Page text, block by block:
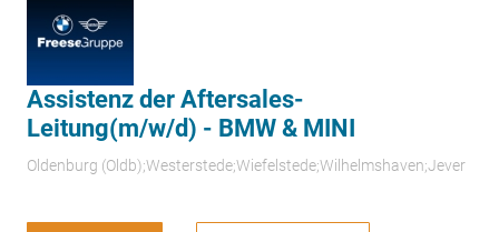
Assistenz der Aftersales-
Leitung(m/w/d) - BMW & MINI
Oldenburg (Oldb);Westerstede;Wiefelstede;Wilhelmshaven;Jever